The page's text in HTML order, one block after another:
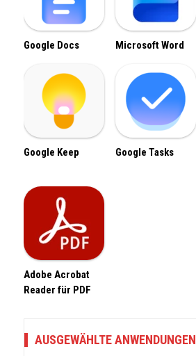
Google Docs Microsoft Word
Google Keep Google Tasks
Adobe Acrobat
Reader für PDF
AUSGEWÄHLTE ANWENDUNGEN